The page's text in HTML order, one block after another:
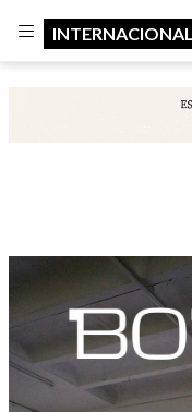
INTERNACIONAL